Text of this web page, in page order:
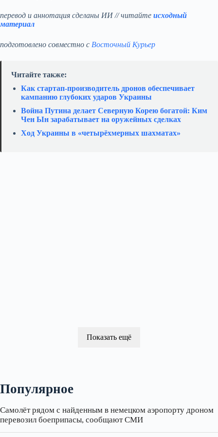
перевод и аннотация сделаны ИИ // читайте исходный
материал
подготовлено совместно с Восточный Курьер
Читайте также:
Как стартап‑производитель дронов обеспечивает
кампанию глубоких ударов Украины
Война Путина делает Северную Корею богатой: Ким
Чен Ын зарабатывает на оружейных сделках
Ход Украины в «четырёхмерных шахматах»
Показать ещё
Популярное
Самолёт рядом с найденным в немецком аэропорту дроном
перевозил боеприпасы, сообщают СМИ